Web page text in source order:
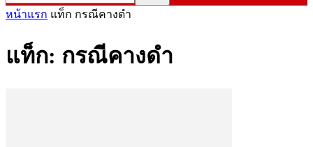
หน้าแรก แท็ก กรณีคางดำ
แท็ก: กรณีคางดำ